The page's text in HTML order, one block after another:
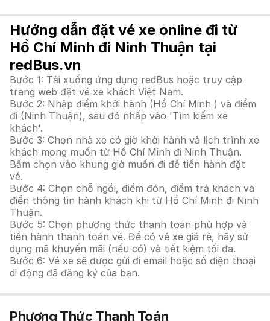
Hướng dẫn đặt vé xe online đi từ
Hồ Chí Minh đi Ninh Thuận tại
redBus.vn
Bước 1: Tải xuống ứng dụng redBus hoặc truy cập
trang web đặt vé xe khách Việt Nam.
Bước 2: Nhập điểm khởi hành (Hồ Chí Minh ) và điểm
đi (Ninh Thuận), sau đó nhấp vào 'Tìm kiếm xe
khách'.
Bước 3: Chọn nhà xe có giờ khởi hành và lịch trình xe
khách mong muốn từ Hồ Chí Minh đi Ninh Thuận.
Bấm chọn vào khung giờ muốn đi để tiến hành đặt
vé.
Bước 4: Chọn chỗ ngồi, điểm đón, điểm trả khách và
điền thông tin hành khách khi từ Hồ Chí Minh đi Ninh
Thuận.
Bước 5: Chọn phương thức thanh toán phù hợp và
tiến hành thanh toán vé. Để có vé xe giá rẻ, hãy sử
dụng mã khuyến mãi (nếu có) và tiết kiệm tối đa.
Bước 6: Vé xe sẽ được gửi đi email hoặc số điện thoại
di động đã đăng ký của bạn.
Phương Thức Thanh Toán